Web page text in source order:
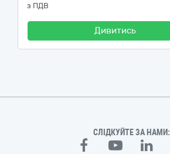
з ПДВ
Дивитись
СЛІДКУЙТЕ ЗА НАМИ: